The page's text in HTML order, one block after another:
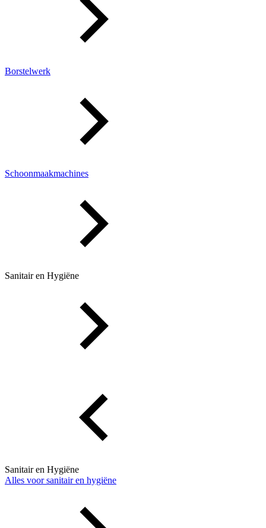
Borstelwerk
Schoonmaakmachines
Sanitair en Hygiëne
Sanitair en Hygiëne
Alles voor sanitair en hygiëne